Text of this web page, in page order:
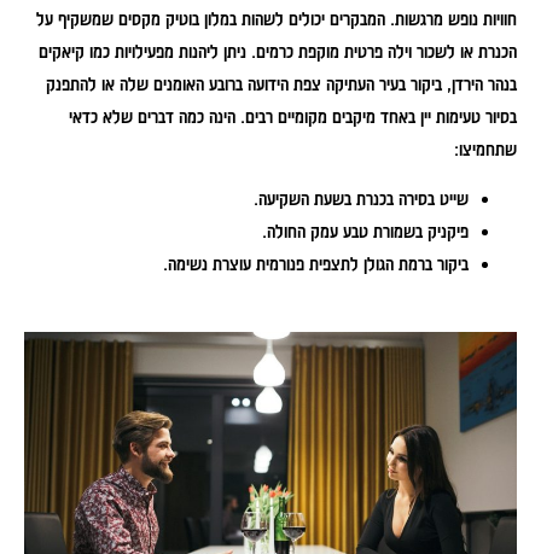
חוויות נופש מרגשות. המבקרים יכולים לשהות במלון בוטיק מקסים שמשקיף על
הכנרת או לשכור וילה פרטית מוקפת כרמים. ניתן ליהנות מפעילויות כמו קיאקים
בנהר הירדן, ביקור בעיר העתיקה צפת הידועה ברובע האומנים שלה או להתפנק
בסיור טעימות יין באחד מיקבים מקומיים רבים. הינה כמה דברים שלא כדאי
שתחמיצו:
שייט בסירה בכנרת בשעת השקיעה.
פיקניק בשמורת טבע עמק החולה.
ביקור ברמת הגולן לתצפית פנורמית עוצרת נשימה.